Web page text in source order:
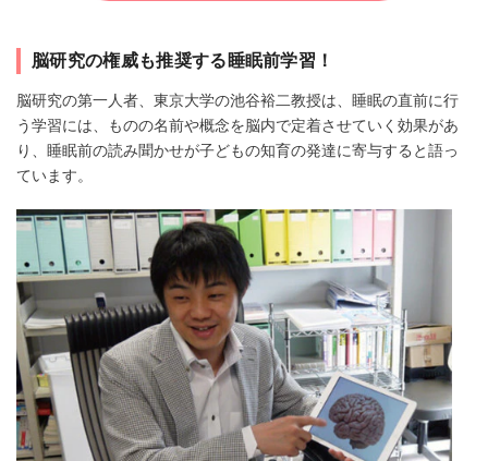
脳研究の権威も推奨する睡眠前学習！
脳研究の第一人者、東京大学の池谷裕二教授は、睡眠の直前に行
う学習には、ものの名前や概念を脳内で定着させていく効果があ
り、睡眠前の読み聞かせが子どもの知育の発達に寄与すると語っ
ています。